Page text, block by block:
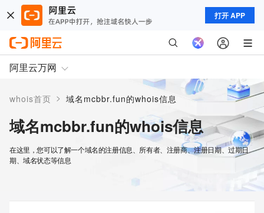
打开 APP
阿里云万网
whois首页 > 域名mcbbr.fun的whois信息
域名mcbbr.fun的whois信息
在这里，您可以了解一个域名的注册信息、所有者、注册商、注册日期、过期日
期、域名状态等信息